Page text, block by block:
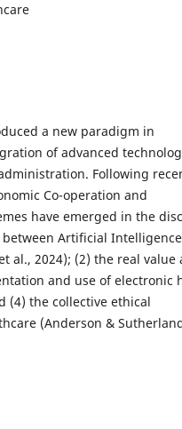
a new paradigm in
of advanced
Following
Co-operation and
have emerged in the
Artificial
al., 2024); (2) the real value
and use of electronic
(4) the collective ethical
(Anderson &